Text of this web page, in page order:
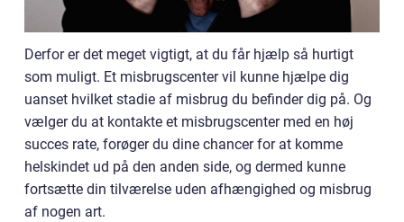
Derfor er det meget vigtigt, at du får hjælp så hurtigt
som muligt. Et misbrugscenter vil kunne hjælpe dig
uanset hvilket stadie af misbrug du befinder dig på. Og
vælger du at kontakte et misbrugscenter med en høj
succes rate, forøger du dine chancer for at komme
helskindet ud på den anden side, og dermed kunne
fortsætte din tilværelse uden afhængighed og misbrug
af nogen art.